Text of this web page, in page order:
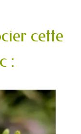
cette
: